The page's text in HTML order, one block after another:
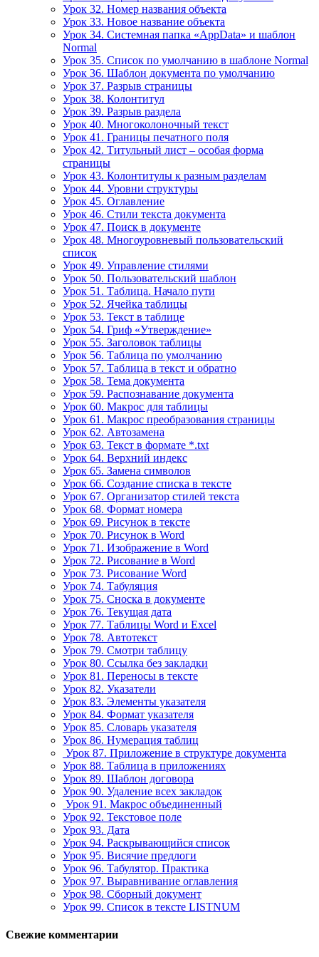
Урок 32. Номер названия объекта
Урок 33. Новое название объекта
Урок 34. Системная папка «AppData» и шаблон
Normal
Урок 35. Список по умолчанию в шаблоне Normal
Урок 36. Шаблон документа по умолчанию
Урок 37. Разрыв страницы
Урок 38. Колонтитул
Урок 39. Разрыв раздела
Урок 40. Многоколоночный текст
Урок 41. Границы печатного поля
Урок 42. Титульный лист – особая форма
страницы
Урок 43. Колонтитулы к разным разделам
Урок 44. Уровни структуры
Урок 45. Оглавление
Урок 46. Стили текста документа
Урок 47. Поиск в документе
Урок 48. Многоуровневый пользовательский
список
Урок 49. Управление стилями
Урок 50. Пользовательский шаблон
Урок 51. Таблица. Начало пути
Урок 52. Ячейка таблицы
Урок 53. Текст в таблице
Урок 54. Гриф «Утверждение»
Урок 55. Заголовок таблицы
Урок 56. Таблица по умолчанию
Урок 57. Таблица в текст и обратно
Урок 58. Тема документа
Урок 59. Распознавание документа
Урок 60. Макрос для таблицы
Урок 61. Макрос преобразования страницы
Урок 62. Автозамена
Урок 63. Текст в формате *.txt
Урок 64. Верхний индекс
Урок 65. Замена символов
Урок 66. Создание списка в тексте
Урок 67. Организатор стилей текста
Урок 68. Формат номера
Урок 69. Рисунок в тексте
Урок 70. Рисунок в Word
Урок 71. Изображение в Word
Урок 72. Рисование в Word
Урок 73. Рисование Word
Урок 74. Табуляция
Урок 75. Сноска в документе
Урок 76. Текущая дата
Урок 77. Таблицы Word и Excel
Урок 78. Автотекст
Урок 79. Смотри таблицу
Урок 80. Ссылка без закладки
Урок 81. Переносы в тексте
Урок 82. Указатели
Урок 83. Элементы указателя
Урок 84. Формат указателя
Урок 85. Словарь указателя
Урок 86. Нумерация таблиц
Урок 87. Приложение в структуре документа
Урок 88. Таблица в приложениях
Урок 89. Шаблон договора
Урок 90. Удаление всех закладок
Урок 91. Макрос объединенный
Урок 92. Текстовое поле
Урок 93. Дата
Урок 94. Раскрывающийся список
Урок 95. Висячие предлоги
Урок 96. Табулятор. Практика
Урок 97. Выравнивание оглавления
Урок 98. Сборный документ
Урок 99. Список в тексте LISTNUM
Свежие комментарии